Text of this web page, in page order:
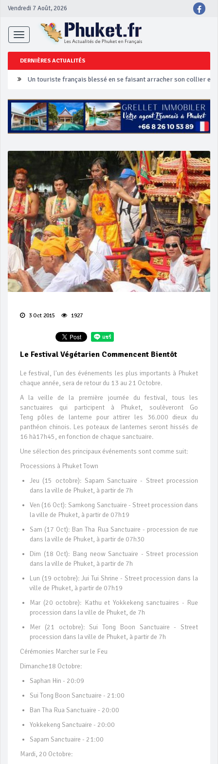
Vendredi 7 Août, 2026
Toggle
navigation
DERNIÈRES ACTUALITÉS
Un touriste français blessé en se faisant arracher son collier en
Phuket Peranakan Festival
‘Phuket Eye’ assurera la sécurité pendant Songkran
Campagne de sécurité routière ‘Seven Days of Danger’ de
3 Oct 2015 1927
Le Festival Végétarien Commencent Bientôt
Le festival, l'un des événements les plus importants à Phuket
chaque année, sera de retour du 13 au 21 Octobre.
A la veille de la première journée du festival, tous les
sanctuaires qui participent à Phuket, soulèveront Go
Teng pôles de lanterne pour attirer les 36.000 dieux du
panthéon chinois. Les poteaux de lanternes seront hissés de
16 hà17h45, en fonction de chaque sanctuaire.
Une sélection des principaux événements sont comme suit:
Processions à Phuket Town
Jeu (15 octobre): Sapam Sanctuaire - Street procession
dans la ville de Phuket, à partir de 7h
Ven (16 Oct): Samkong Sanctuaire - Street procession dans
la ville de Phuket, à partir de 07h19
Sam (17 Oct): Ban Tha Rua Sanctuaire - procession de rue
dans la ville de Phuket, à partir de 07h30
Dim (18 Oct): Bang neow Sanctuaire - Street procession
dans la ville de Phuket, à partir de 7h
Lun (19 octobre): Jui Tui Shrine - Street procession dans la
ville de Phuket, à partir de 07h19
Mar (20 octobre): Kathu et Yokkekeng sanctuaires - Rue
procession dans la ville de Phuket, de 7h
Mer (21 octobre): Sui Tong Boon Sanctuaire - Street
procession dans la ville de Phuket, à partir de 7h
Cérémonies Marcher sur le Feu
Dimanche18 Octobre:
Saphan Hin - 20:09
Sui Tong Boon Sanctuaire - 21:00
Ban Tha Rua Sanctuaire - 20:00
Yokkekeng Sanctuaire - 20:00
Sapam Sanctuaire - 21:00
Mardi, 20 Octobre: